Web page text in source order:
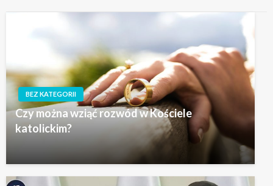
BEZ KATEGORII
Czy można wziąć rozwód w Kościele
katolickim?